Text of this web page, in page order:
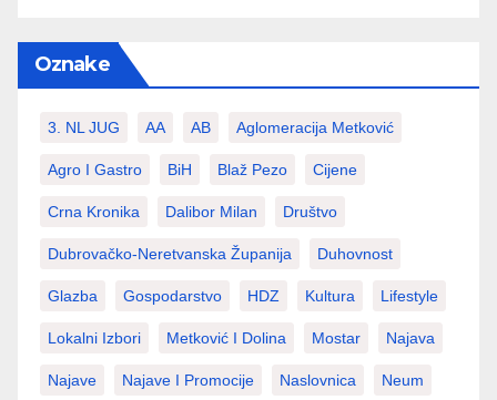
Oznake
3. NL JUG AA AB Aglomeracija Metković
Agro I Gastro BiH Blaž Pezo Cijene
Crna Kronika Dalibor Milan Društvo
Dubrovačko-Neretvanska Županija Duhovnost
Glazba Gospodarstvo HDZ Kultura Lifestyle
Lokalni Izbori Metković I Dolina Mostar Najava
Najave Najave I Promocije Naslovnica Neum